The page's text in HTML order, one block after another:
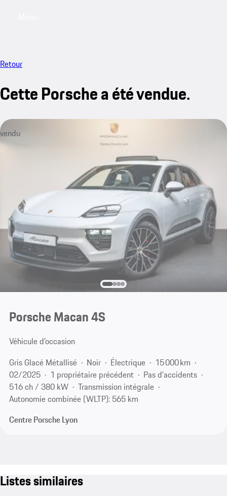
Retour
Cette Porsche a été vendue.
vendu
Porsche Macan 4S
Véhicule d'occasion
Gris Glacé Métallisé
Noir Électrique
15 000 km
02/2025
1 propriétaire précédent
Pas d'accidents
516 ch / 380 kW
Transmission intégrale
Autonomie combinée (WLTP): 565 km
Centre Porsche Lyon
Listes similaires